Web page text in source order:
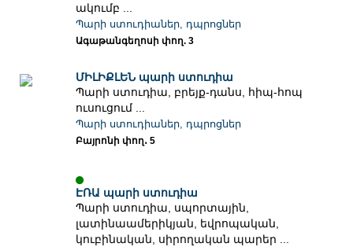
ակումբ ...
Պարի ստուդիաներ, դպրոցներ
Ագաթանգեղոսի փող. 3
ՄԻԼԻՔԼԵՆ պարի ստուդիա
Պարի ստուդիա, բրեյք-դանս, հիպ-հոպ
ուսուցում ...
Պարի ստուդիաներ, դպրոցներ
Բայրոնի փող․ 5
ԷՌԱ պարի ստուդիա
Պարի ստուդիա, սպորտային,
լատինաամերիկյան, եվրոպական,
կուբինական, սիրողական պարեր ...